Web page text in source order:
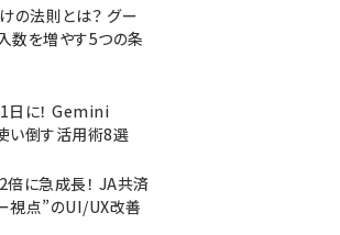
の法則とは？ グー
数を増やす5つの条
日に！ Gemini
倒す活用術8選
倍に急成長！ JA共済
視点”のUI/UX改善